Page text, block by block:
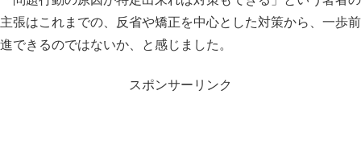
主張はこれまでの、反省や矯正を中心とした対策から、一歩前
進できるのではないか、と感じました。
スポンサーリンク